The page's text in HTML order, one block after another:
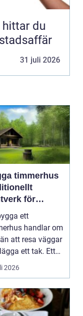
31 juli 2026
timmerhus
för
behov
ett
handlar om
att resa väggar
ett tak. Ett
är ett lå...
2026